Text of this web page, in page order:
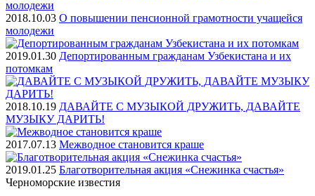
2018.10.03 О повышении пенсионной грамотности учащейся
молодежи
2019.01.30 Депортированным гражданам Узбекистана и их
потомкам
2018.10.19 ДАВАЙТЕ С МУЗЫКОЙ ДРУЖИТЬ, ДАВАЙТЕ
МУЗЫКУ ДАРИТЬ!
2017.07.13 Межводное становится краше
2019.01.25 Благотворительная акция «Снежинка счастья»
Черноморские известия